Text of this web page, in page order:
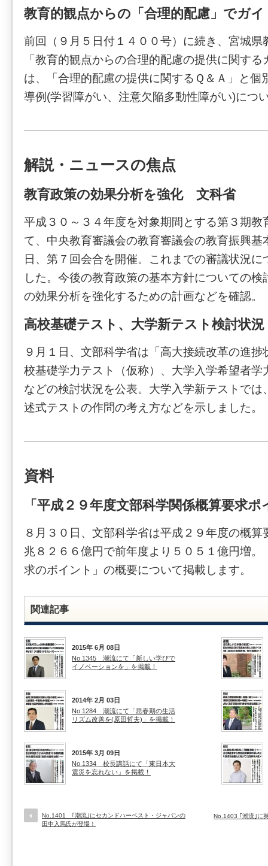
教育的観点からの「合理的配慮」でガ
前回（９月５日付１４００号）に続き、宮城県
「教育的観点からの合理的配慮の提供に関す
は、「合理的配慮の提供に関するＱ＆Ａ」と個
導例(学習障がい、注意欠陥多動性障がい)につ
解説・ニュースの焦点
教育政策の効果分析を強化 文科省
平成３０～３４年度を対象期間とする第３期教
て、中央教育審議会の教育審議会の教育振興基
日、第７回会合を開催。これまでの審議状況
した。今後の教育政策の基本方針についての
の効果分析を強化するための計画などを確認。
高校基礎テスト、大学新テスト検討状
９月１日、文部科学省は「高大接続改革の進
校基礎学力テスト（仮称）、大学入学希望者学
などの検討状況を公表。大学入学新テストでは
述式テストの作問の考え方などを示しました。
資料
「平成２９年度文部科学関係概算要求
８月３０日、文部科学省は平成２９年度の概
兆８２６６億円で前年度より５０５１億円増。
求のポイント」の概要について掲載します。
関連記事
2015年 6月 08日
No.1345 潮流にて「新しい学びで
イノベーションを」を掲載！
2014年 2月 03日
No.1284 潮流にて「思春期の生活
リズム改善を(原田哲夫)」を掲載！
2015年 3月 09日
No.1334 校長講話にて「東日本大
震災を忘れない」を掲載！
No.1401 ｢潮流｣にセカンドハーベスト・ジャパンの
田中入馬氏が登場！
No.1403 ｢潮流｣に